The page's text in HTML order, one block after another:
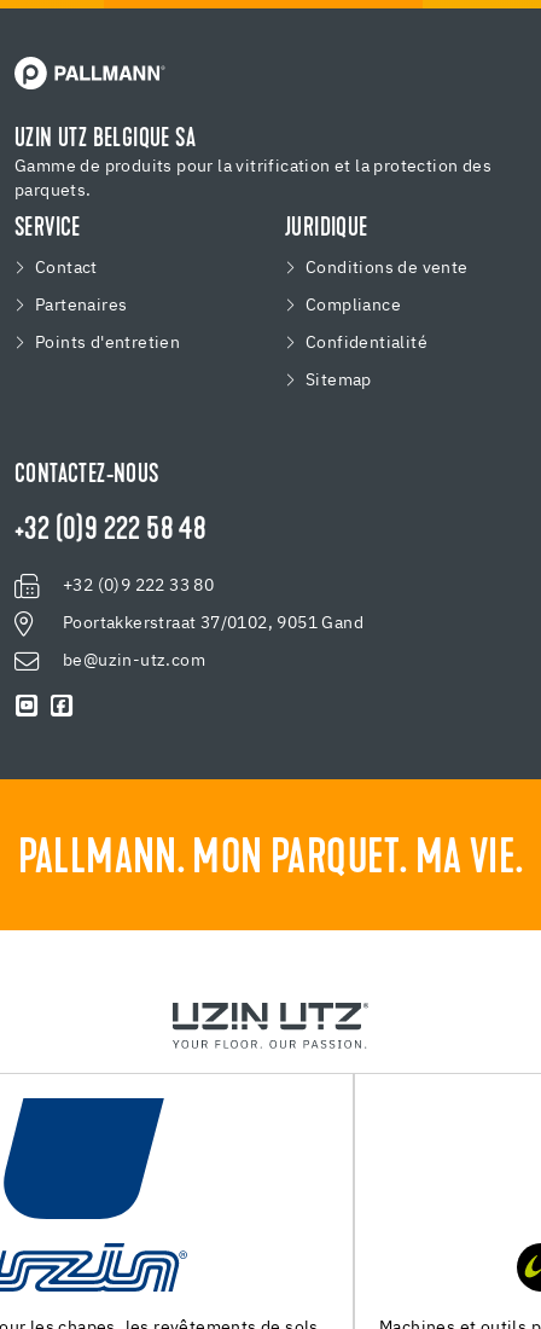
UZIN UTZ BELGIQUE SA
Gamme de produits pour la vitrification et la protection des
parquets.
SERVICE
Contact
Partenaires
Points d'entretien
JURIDIQUE
Conditions de vente
Compliance
Confidentialité
Sitemap
CONTACTEZ-NOUS
+32 (0)9 222 58 48
+32 (0)9 222 33 80
Poortakkerstraat 37/0102, 9051 Gand
be@uzin-utz.com
PALLMANN. MON PARQUET. MA VIE.